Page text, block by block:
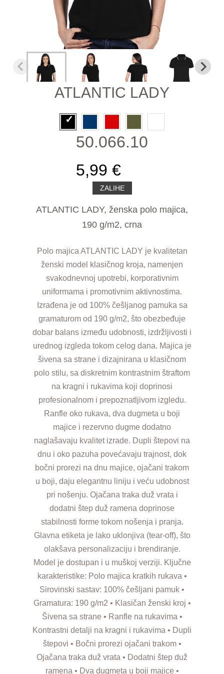
ATLANTIC LADY
50.066.10
5,99 €
ZALIHE
ATLANTIC LADY, ženska polo majica,
190 g/m2, crna
Polo majica ATLANTIC LADY je kvalitetan
ženski model klasičnog kroja, namenjen
svakodnevnoj upotrebi, korporativnim
uniformama i promotivnim aktivnostima.
Izrađena je od 100% češljanog pamuka sa
gramaturom od 190 g/m2, što obezbeđuje
dobar balans između udobnosti, izdržljivosti i
urednog izgleda tokom celog dana. Majica je
šivena sa strane i dizajnirana u klasičnom
polo stilu, sa diskretnim kontrastnim štraftom
na kragni i rukavima koji doprinosi
profesionalnom i prepoznatljivom izgledu.
Ranfle oko rukava, dva dugmeta u boji
majice i rezervno dugme dodatno
naglašavaju kvalitet izrade. Dupli štepovi na
dnu i oko pazuha povećavaju trajnost, dok
bočni prorezi na dnu majice, ojačani trakom
u boji, daju elegantnu liniju i veću udobnost
pri nošenju. Ojačana traka duž vrata i
dodatni štep duž ramena doprinose
stabilnosti forme tokom nošenja i pranja.
Glavna etiketa je lako uklonjiva (tear-off), što
olakšava personalizaciju i brendiranje.
Model je dostupan i u muškoj verziji. Ključne
karakteristike: Polo majica kratkih rukava •
Sirovinski sastav: 100% češljani pamuk •
Gramatura: 190 g/m2 • Klasičan ženski kroj •
Šivena sa strane • Ranfle na rukavima •
Kontrastni detalji na kragni i rukavima • Dupli
štepovi • Bočni prorezi ojačani trakom •
Ojačana traka duž vrata • Dodatni štep duž
ramena • Dva dugmeta u boji majice •